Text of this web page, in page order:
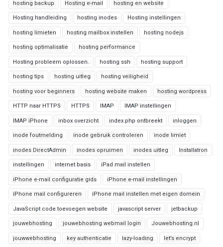
hosting backup Hosting e-mail hosting en website
Hosting handleiding hosting inodes Hosting instellingen
hosting limieten hosting mailbox instellen hosting nodejs
hosting optimalisatie hosting performance
Hosting probleem oplossen. hosting ssh hosting support
hosting tips hosting uitleg hosting veiligheid
hosting voor beginners hosting website maken hosting wordpress
HTTP naar HTTPS HTTPS IMAP IMAP instellingen
IMAP iPhone inbox overzicht index.php ontbreekt inloggen
inode foutmelding inode gebruik controleren inode limiet
inodes DirectAdmin inodes opruimen inodes uitleg Installatron
instellingen internet basis iPad mail instellen
iPhone e-mail configuratie gids iPhone e-mail instellingen
iPhone mail configureren iPhone mail instellen met eigen domein
JavaScript code toevoegen website javascript server jetbackup
jouwebhosting jouwebhosting webmail login Jouwebhosting.nl
jouwwebhosting key authenticatie lazy-loading let’s encrypt